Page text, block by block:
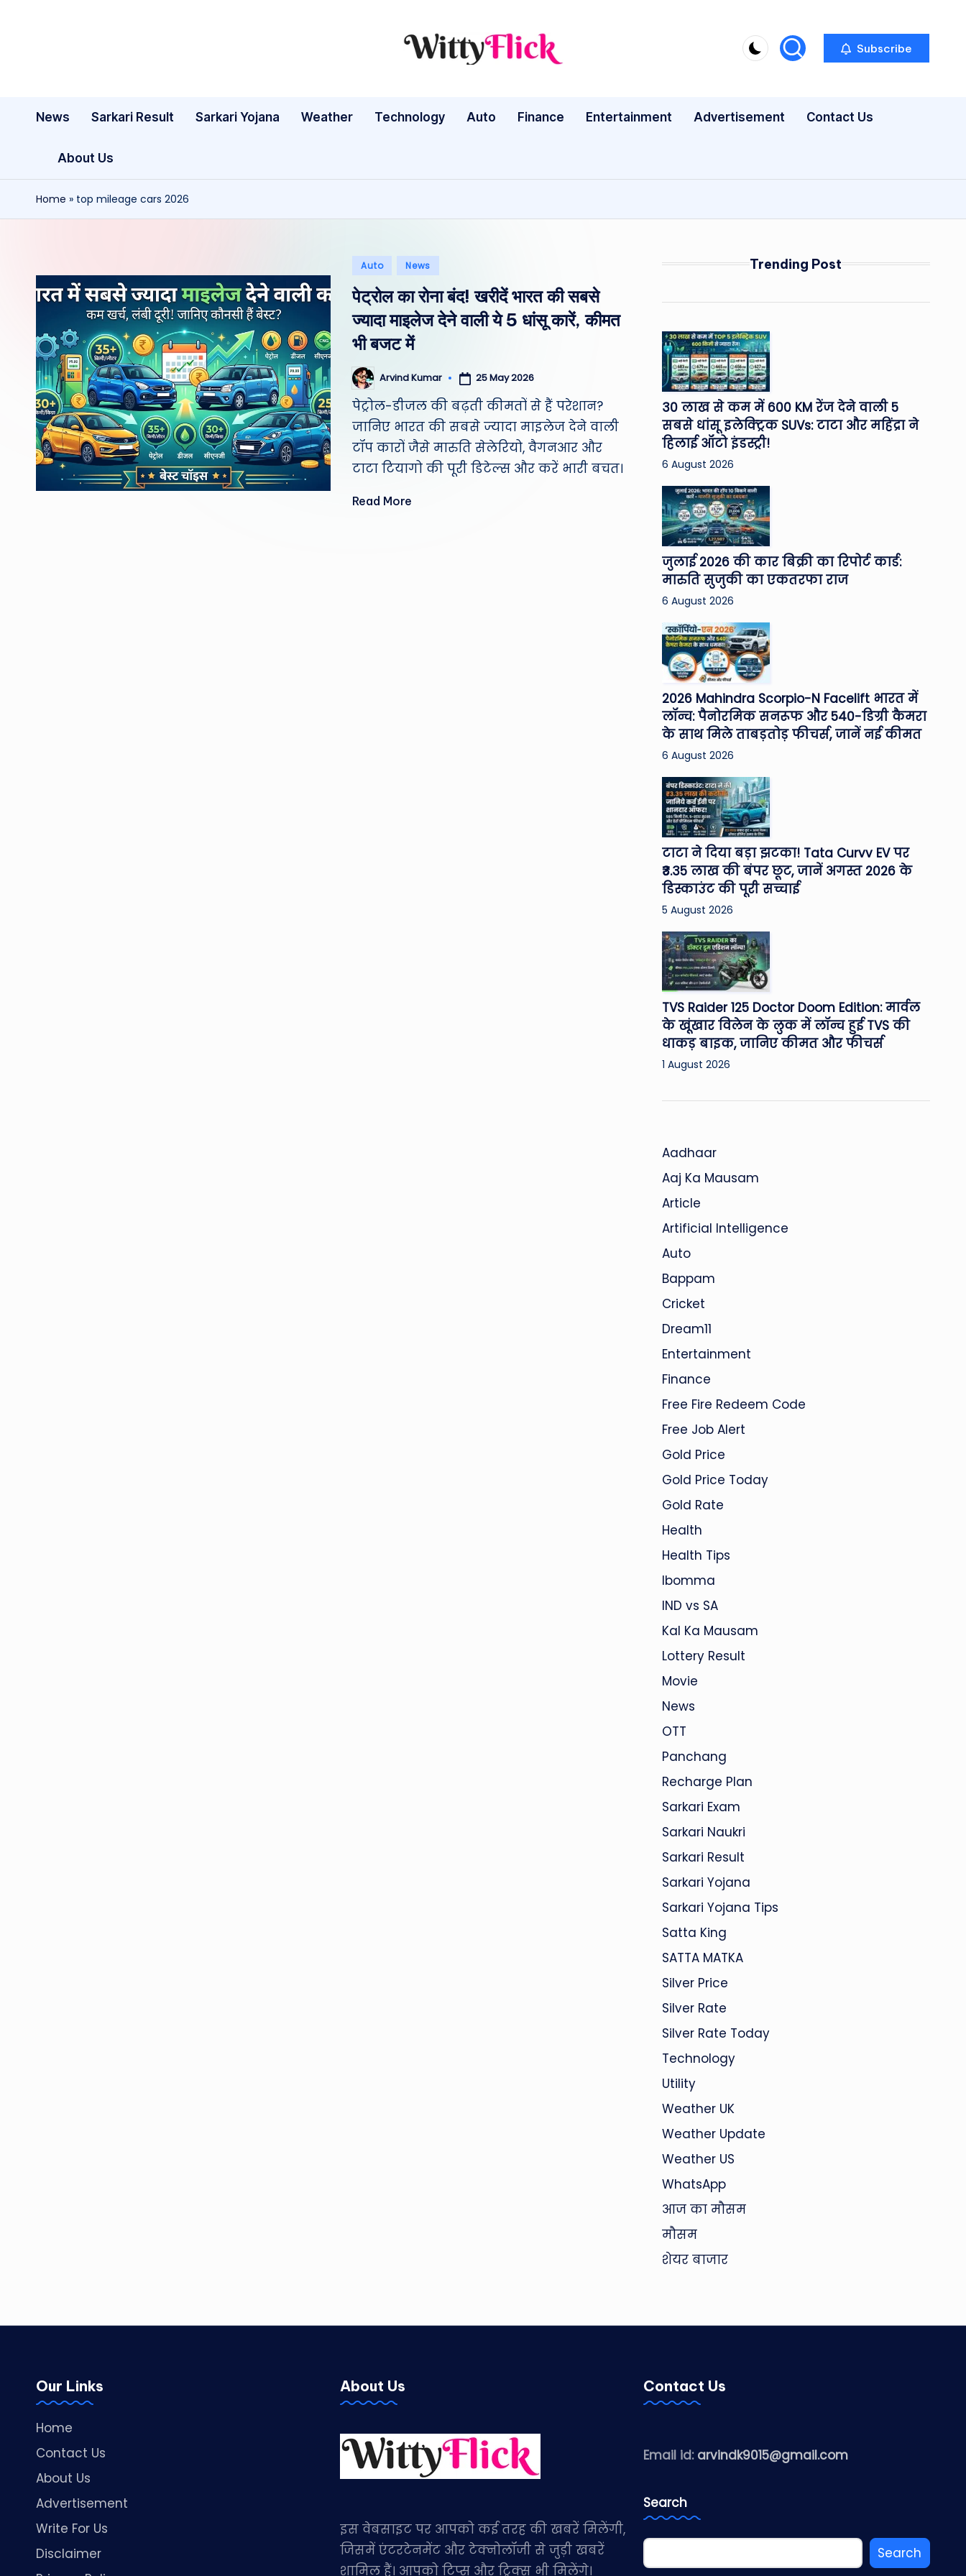
W
ty
ic
k:
te
st
e
a
th
WittyFlick:
Tech
Subscribe
News Sarkari Result Sarkari Yojana Weather Technology Auto Finance Entertainment Advertisement Contact Us
About Us
Home » top mileage cars 2026
Posted
in
Auto News
पेट्रोल का रोना बंद! खरीदें भारत की सबसे
ज्यादा माइलेज देने वाली ये 5 धांसू कारें, कीमत
भी बजट में
Posted
by
Arvind Kumar 25 May 2026
पेट्रोल-डीजल की बढ़ती कीमतों से हैं परेशान?
जानिए भारत की सबसे ज्यादा माइलेज देने वाली
टॉप कारों जैसे मारुति सेलेरियो, वैगनआर और
टाटा टियागो की पूरी डिटेल्स और करें भारी बचत।
Read More
Trending Post
30 लाख से कम में 600 KM रेंज देने वाली 5
सबसे धांसू इलेक्ट्रिक SUVs: टाटा और महिंद्रा ने
हिलाई ऑटो इंडस्ट्री!
6 August 2026
जुलाई 2026 की कार बिक्री का रिपोर्ट कार्ड:
मारुति सुजुकी का एकतरफा राज
6 August 2026
2026 Mahindra Scorpio-N Facelift भारत में
लॉन्च: पैनोरमिक सनरूफ और 540-डिग्री कैमरा
के साथ मिले ताबड़तोड़ फीचर्स, जानें नई कीमत
6 August 2026
टाटा ने दिया बड़ा झटका! Tata Curvv EV पर
₹3.35 लाख की बंपर छूट, जानें अगस्त 2026 के
डिस्काउंट की पूरी सच्चाई
5 August 2026
TVS Raider 125 Doctor Doom Edition: मार्वल
के खूंखार विलेन के लुक में लॉन्च हुई TVS की
धाकड़ बाइक, जानिए कीमत और फीचर्स
1 August 2026
Aadhaar
Aaj Ka Mausam
Article
Artificial Intelligence
Auto
Bappam
Cricket
Dream11
Entertainment
Finance
Free Fire Redeem Code
Free Job Alert
Gold Price
Gold Price Today
Gold Rate
Health
Health Tips
Ibomma
IND vs SA
Kal Ka Mausam
Lottery Result
Movie
News
OTT
Panchang
Recharge Plan
Sarkari Exam
Sarkari Naukri
Sarkari Result
Sarkari Yojana
Sarkari Yojana Tips
Satta King
SATTA MATKA
Silver Price
Silver Rate
Silver Rate Today
Technology
Utility
Weather UK
Weather Update
Weather US
WhatsApp
आज का मौसम
मौसम
शेयर बाजार
Our Links
Home
Contact Us
About Us
Advertisement
Write For Us
Disclaimer
About Us
इस वेबसाइट पर आपको कई तरह की खबरें मिलेंगी,
जिसमें एंटरटेनमेंट और टेक्नोलॉजी से जुड़ी खबरें
शामिल हैं। आपको टिप्स और ट्रिक्स भी मिलेंगे।
Contact Us
Email id: arvindk9015@gmail.com
Search
Search